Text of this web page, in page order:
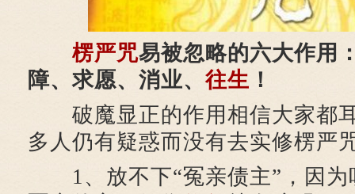
楞严咒易被忽略的六大作用
障、求愿、消业、往生 ！
破魔显正的作用相信大家都
多人仍有疑惑而没有去实修楞严
1、放不下“冤亲债主”，因为